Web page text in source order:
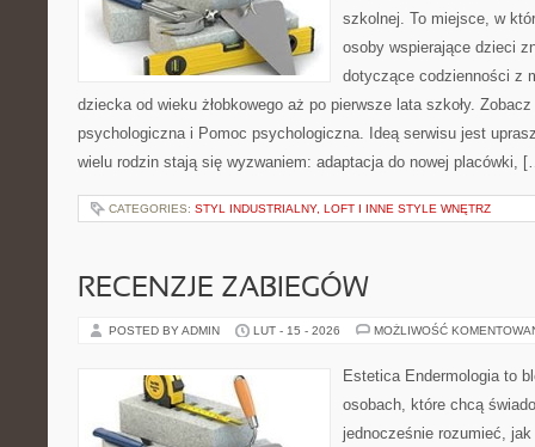
szkolnej. To miejsce, w
osoby wspierające dzieci
dotyczące codzienności z
dziecka od wieku żłobkowego aż po pierwsze lata szkoły.
psychologiczna i Pomoc psychologiczna. Ideą serwisu jest
wielu rodzin stają się wyzwaniem: adaptacja do nowej placówki,
CATEGORIES: STYL INDUSTRIALNY, LOFT I INNE STYLE WNĘTRZ
RECENZJE ZABIEGÓW
POSTED BY ADMIN LUT - 15 - 2026 MOŻLIWOŚĆ
Estetica Endermologia to
osobach, które chcą
jednocześnie rozumieć,